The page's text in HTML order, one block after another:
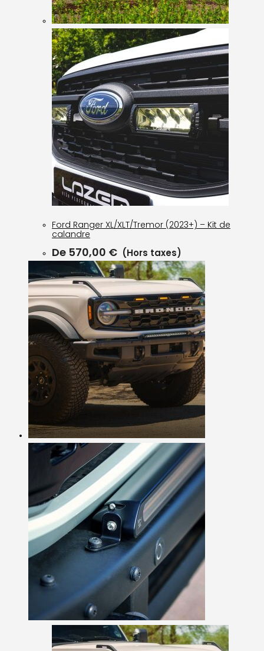
Ford Ranger XL/XLT/Tremor (2023+) – Kit de
calandre
De 570,00 € (Hors taxes)